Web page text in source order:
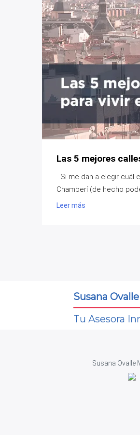
Las 5 mejores
Si me dan a elegir cuál
Chamberí (de hecho
Leer más
Susana Ovalle
Tu Asesora
Susana Ovalle